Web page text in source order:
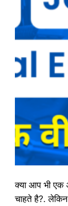
क्या आप भी एक
चाहते है?.